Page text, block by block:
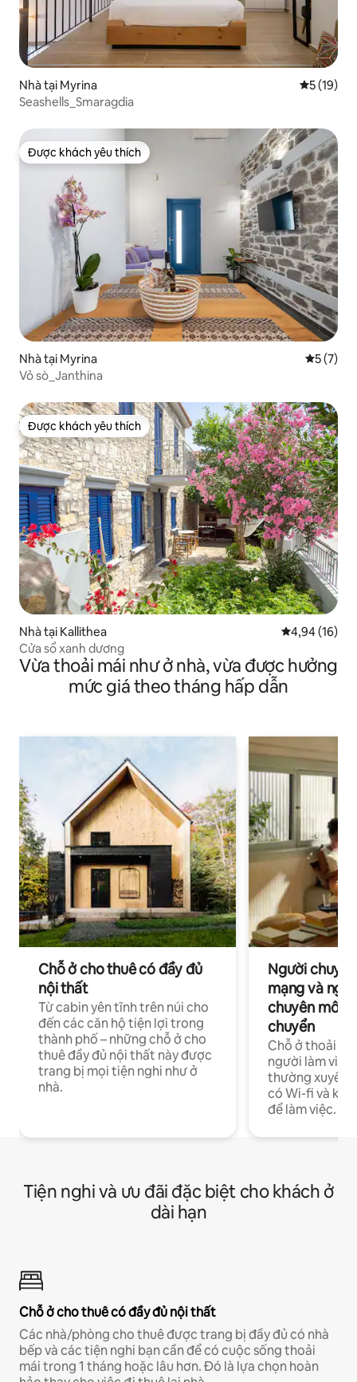
Nhà tại Myrina Xếp hạng
5 (19)
Seashells_Smaragdia
Được khách yêu thích
Được khách yêu thích
Nhà tại Myrina Xếp5 (7)
Vỏ sò_Janthina
Được khách yêu thích
Được khách yêu thích
Nhà tại Kallithea Xếp hạng
4,94 (16)
Cửa sổ xanh dương
Vừa thoải mái như ở nhà, vừa được hưởng
mức giá theo tháng hấp dẫn
Chỗ ở cho thuê có đầy đủ
nội thất
Từ cabin yên tĩnh trên núi cho
đến các căn hộ tiện lợi trong
thành phố – những chỗ ở cho
thuê đầy đủ nội thất này được
trang bị mọi tiện nghi như ở
nhà.
Người
mạng và
chuyên môn
chuyển
Chỗ ở thoải
người làm việc
thường xuyên
có Wi-fi và
để làm việc.
Tiện nghi và ưu đãi đặc biệt cho khách ở
dài hạn
Chỗ ở cho thuê có đầy đủ nội thất
Các nhà/phòng cho thuê được trang bị đầy đủ có nhà
bếp và các tiện nghi bạn cần để có cuộc sống thoải
mái trong 1 tháng hoặc lâu hơn. Đó là lựa chọn hoàn